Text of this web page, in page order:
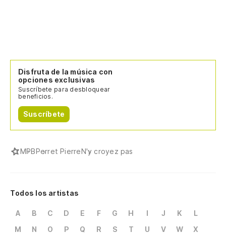
Disfruta de la música con
opciones exclusivas
Suscríbete para desbloquear
beneficios.
Suscríbete
MPBPerret PierreN'y croyez pas
Todos los artistas
A B C D E F G H I J K
L
M
N O P Q R S T U V W
X